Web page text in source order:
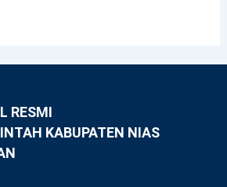
RESMI
KABUPATEN NIAS